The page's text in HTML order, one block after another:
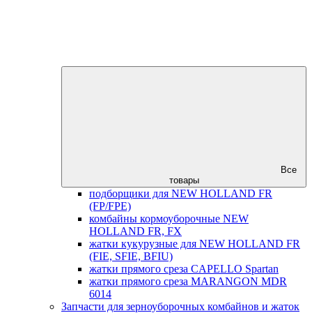
Все
товары
подборщики для NEW HOLLAND FR
(FP/FPE)
комбайны кормоуборочные NEW
HOLLAND FR, FX
жатки кукурузные для NEW HOLLAND FR
(FIE, SFIE, BFIU)
жатки прямого среза CAPELLO Spartan
жатки прямого среза MARANGON MDR
6014
Запчасти для зерноуборочных комбайнов и жаток